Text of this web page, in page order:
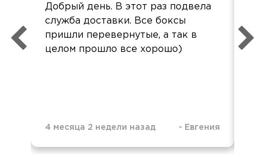
Добрый день. В этот раз подвела
служба доставки. Все боксы
пришли перевернутые, а так в
целом прошло все хорошо)
4 месяца 2 недели назад - Евгения